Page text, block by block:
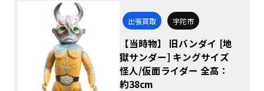
出張買取 宇陀市
【当時物】 旧バンダイ [地
獄サンダー] キングサイズ
怪人/仮面ライダー 全高：
約38cm